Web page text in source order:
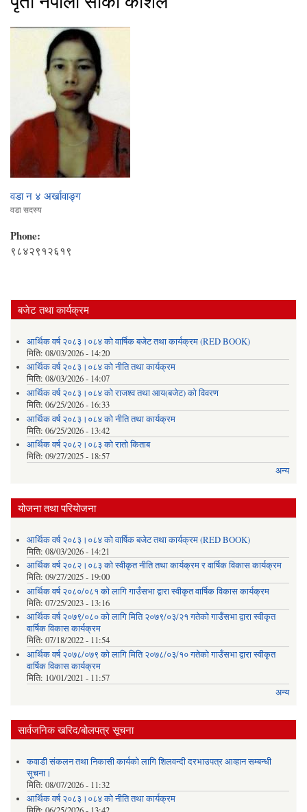
वडा न‍ ४ अर्खावाङ्ग
वडा सदस्य
Phone:
९८४२९१२६१९
बजेट तथा कार्यक्रम
आर्थिक वर्ष २०८३।०८४ को वार्षिक बजेट तथा कार्यक्रम (RED BOOK)
मिति: 08/03/2026 - 14:20
आर्थिक वर्ष २०८३।०८४ को नीति तथा कार्यक्रम
मिति: 08/03/2026 - 14:07
आर्थिक वर्ष २०८३।०८४ को राजश्व तथा आय(बजेट) को विवरण
मिति: 06/25/2026 - 16:33
आर्थिक वर्ष २०८३।०८४ को नीति तथा कार्यक्रम
मिति: 06/25/2026 - 13:42
आर्थिक वर्ष २०८२।०८३ को रातो किताब
मिति: 09/27/2025 - 18:57
अन्य
योजना तथा परियोजना
आर्थिक वर्ष २०८३।०८४ को वार्षिक बजेट तथा कार्यक्रम (RED BOOK)
मिति: 08/03/2026 - 14:21
आर्थिक वर्ष २०८२।०८३ को स्वीकृत नीति तथा कार्यक्रम र वार्षिक विकास कार्यक्रम
मिति: 09/27/2025 - 19:00
आर्थिक वर्ष २०८०/०८१ को लागि गाउँसभा द्वारा स्वीकृत वार्षिक विकास कार्यक्रम
मिति: 07/25/2023 - 13:16
आर्थिक वर्ष २०७९/०८० को लागि मिति २०७९/०३/२१ गतेको गाउँसभा द्वारा स्वीकृत
वार्षिक विकास कार्यक्रम
मिति: 07/18/2022 - 11:54
आर्थिक वर्ष २०७८/०७९ को लागि मिति २०७८/०३/१० गतेको गाउँसभा द्वारा स्वीकृत
वार्षिक विकास कार्यक्रम
मिति: 10/01/2021 - 11:57
अन्य
सार्वजनिक खरिद/बोलपत्र सूचना
कवाडी संकलन तथा निकासी कार्यको लागि शिलवन्दी दरभाउपत्र आव्हान सम्बन्धी
सूचना।
मिति: 08/07/2026 - 11:32
आर्थिक वर्ष २०८३।०८४ को नीति तथा कार्यक्रम